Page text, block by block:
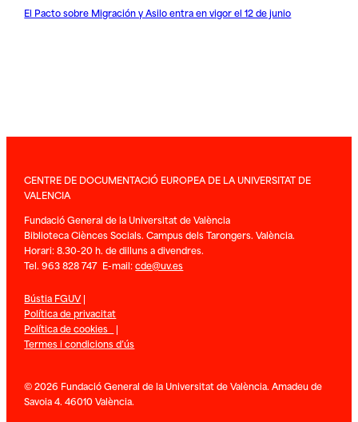
El Pacto sobre Migración y Asilo entra en vigor el 12 de junio
CENTRE DE DOCUMENTACIÓ EUROPEA DE LA UNIVERSITAT DE
VALENCIA
Fundació General de la Universitat de València
Biblioteca Ciènces Socials. Campus dels Tarongers. València.
Horari: 8.30-20 h. de dilluns a divendres.
Tel. 963 828 747 E-mail:cde@uv.es
Bústia FGUV|
Política de privacitat
Política de cookies |
Termes i condicions d’ús
© 2026 Fundació General de la Universitat de València. Amadeu de
Savoia 4. 46010 València.